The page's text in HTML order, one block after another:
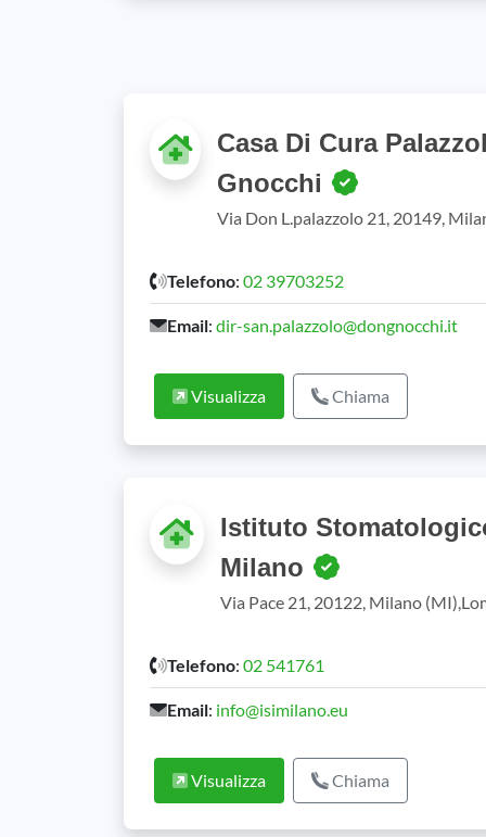
Casa Di Cura
Gnocchi
Via Don L.palazzolo 21, 20149,
Telefono: 02 39703252
Email: dir-san.palazzolo@dongnocchi.it
Visualizza Chiama
Istituto
Milano
Via Pace 21, 20122, Milano
Telefono: 02 541761
Email: info@isimilano.eu
Visualizza Chiama